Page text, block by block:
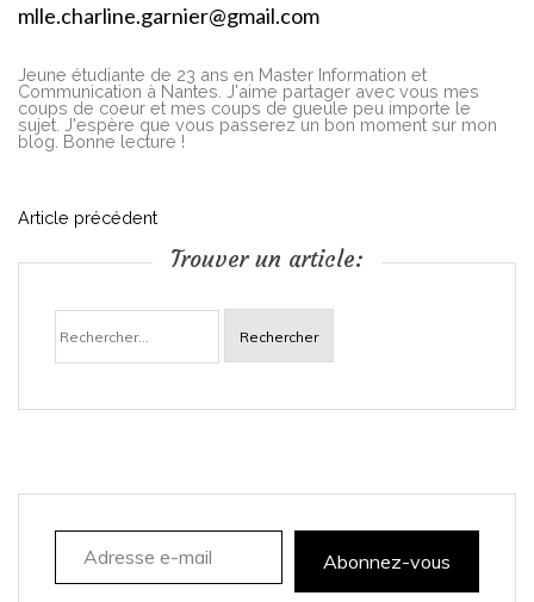
mlle.charline.garnier@gmail.com
Jeune étudiante de 23 ans en Master Information et
Communication à Nantes. J'aime partager avec vous mes
coups de coeur et mes coups de gueule peu importe le
sujet. J'espère que vous passerez un bon moment sur mon
blog. Bonne lecture !
N
i
a
Article précédent
Trouver un article:
Rechercher :
Adresse e-mail
Abonnez-vous